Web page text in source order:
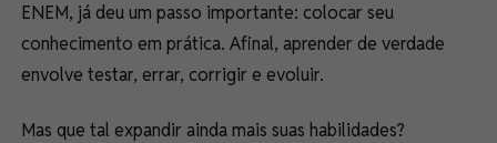
ENEM, já deu um passo importante: colocar seu
conhecimento em prática. Afinal, aprender de verdade
envolve testar, errar, corrigir e evoluir.
Mas que tal expandir ainda mais suas habilidades?